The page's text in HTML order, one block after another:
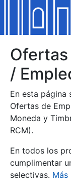
Mostrar/
Mostrar/
Mostrar/Ocultar
Mostrar/
/
En esta página
Ofertas de
Moneda y
RCM).
En todos los
cumplimentar
selectivas. Más